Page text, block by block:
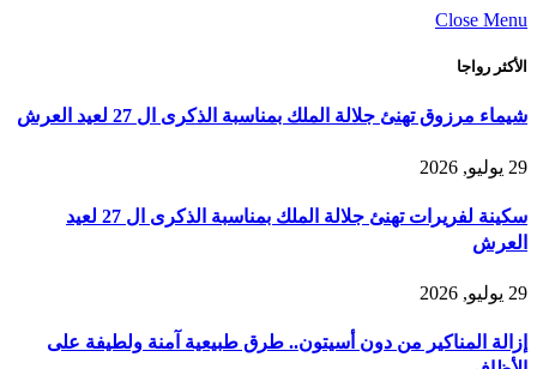
Close Menu
الأكثر رواجا
شيماء مرزوق تهنئ جلالة الملك بمناسبة الذكرى ال 27 لعيد العرش
29 يوليو, 2026
سكينة لفريرات تهنئ جلالة الملك بمناسبة الذكرى ال 27 لعيد
العرش
29 يوليو, 2026
إزالة المناكير من دون أسيتون.. طرق طبيعية آمنة ولطيفة على